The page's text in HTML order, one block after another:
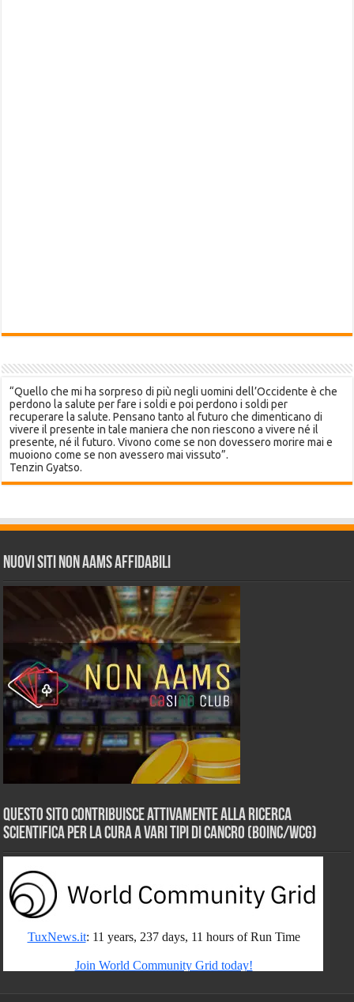
“Quello che mi ha sorpreso di più negli uomini dell’Occidente è che
perdono la salute per fare i soldi e poi perdono i soldi per
recuperare la salute. Pensano tanto al futuro che dimenticano di
vivere il presente in tale maniera che non riescono a vivere né il
presente, né il futuro. Vivono come se non dovessero morire mai e
muoiono come se non avessero mai vissuto”.
Tenzin Gyatso.
Nuovi siti non AAMS affidabili
Questo sito contribuisce attivamente alla ricerca
scientifica per la cura a vari tipi di Cancro (BOINC/WCG)